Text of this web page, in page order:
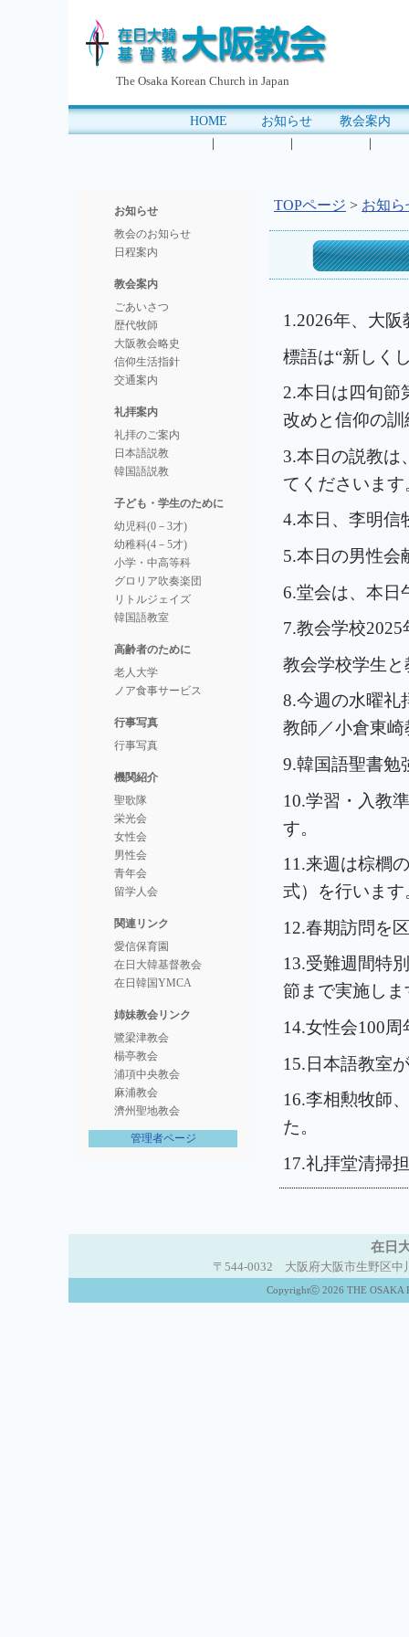
The Osaka Korean Church in Japan
HOME お知らせ 教会案内
TOPページ > お知ら
1.2026年、大
標語は“新しく
2.本日は四旬節
改めと信仰の
3.本日の説教は
てくださいま
4.本日、李明信
5.本日の男性会
6.堂会は、本日
7.教会学校
教会学校学生
8.今週の水曜礼
教師／小倉東
9.韓国語聖書勉
10.学習・入教
す。
11.来週は棕櫚
式）を行いま
12.春期訪問を
13.受難週間特
節まで実施し
14.女性会100
15.日本語教室
16.李相勲牧師
た。
17.礼拝堂清掃
お知らせ
教会のお知らせ
日程案内
教会案内
ごあいさつ
歴代牧師
大阪教会略史
信仰生活指針
交通案内
礼拝案内
礼拝のご案内
日本語説教
韓国語説教
子ども・学生のために
幼児科(0－3才)
幼稚科(4－5才)
小学・中高等科
グロリア吹奏楽団
リトルジェイズ
韓国語教室
高齢者のために
老人大学
ノア食事サービス
行事写真
行事写真
機関紹介
聖歌隊
栄光会
女性会
男性会
青年会
留学人会
関連リンク
愛信保育園
在日大韓基督教会
在日韓国YMCA
姉妹教会リンク
鷺梁津教会
楊亭教会
浦項中央教会
麻浦教会
濟州聖地教会
管理者ページ
在日
〒544-0032 大阪府大阪市生野区
Copyrightⓒ 2026 THE OSAKA